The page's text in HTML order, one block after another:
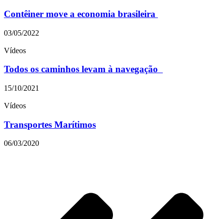
Contêiner move a economia brasileira
03/05/2022
Vídeos
Todos os caminhos levam à navegação
15/10/2021
Vídeos
Transportes Marítimos
06/03/2020